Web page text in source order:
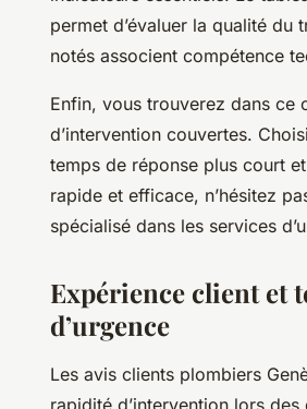
permet d’évaluer la qualité
notés associent compétence
Enfin, vous trouverez dans ce
d’intervention couvertes.
temps de réponse plus court
rapide et efficace, n’hésitez
spécialisé dans les services
Expérience client et
d’urgence
Les avis clients plombiers
rapidité d’intervention lors